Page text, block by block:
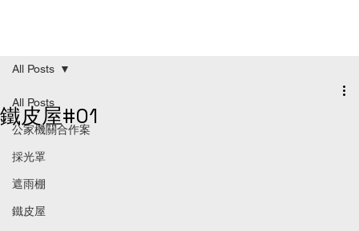
All Posts
公家機關合作案
採光罩
遮雨棚
鐵皮屋
All Posts
鐵皮屋#01